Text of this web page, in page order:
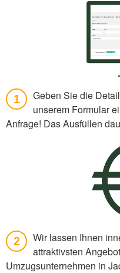
1
Geben Sie die
unserem Formular
Anfrage! Das Ausfüllen
2
Wir lassen Ihnen
attraktivsten
Umzugsunternehmen in